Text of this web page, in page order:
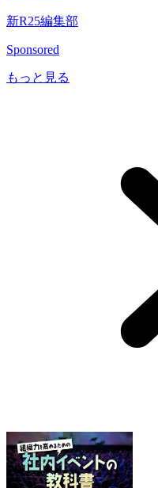
新R25編集部
Sponsored
もっと見る